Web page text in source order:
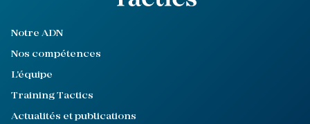
Notre ADN
Nos compétences
L'équipe
Training Tactics
Actualités et publications